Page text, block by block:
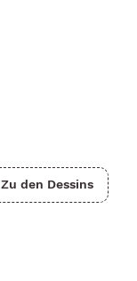
Zu den Dessins